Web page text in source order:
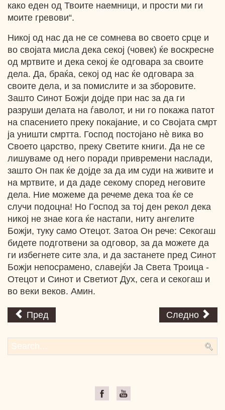
како еден од Твоите наемници, и прости ми ги
моите гревови“.
Никој од нас да не се сомнева во своето срце и
во својата мисла дека секој (човек) ќе воскресне
од мртвите и дека секој ќе одговара за своите
дела. Да, браќа, секој од нас ќе одговара за
своите дела, и за помислите и за зборовите.
Зашто Синот Божји дојде при нас за да ги
разруши делата на ѓаволот, и ни го покажа патот
на спасението преку покајание, и со Својата смрт
ја уништи смртта. Господ постојано нѐ вика во
Своето царство, преку Светите книги. Да не се
лишуваме од него поради привремени наслади,
зашто Он пак ќе дојде за да им суди на живите и
на мртвите, и да даде секому според неговите
дела. Ние можеме да речеме дека тоа ќе се
случи подоцна! Но Господ за тој ден рекол дека
никој не знае кога ќе настапи, ниту ангелите
Божји, туку само Отецот. Затоа Он рече: Секогаш
бидете подготвени за одговор, за да можете да
ги избегнете сите зла, и да застанете пред Синот
Божји непосрамено, славејќи Ја Света Троица -
Отецот и Синот и Светиот Дух, сега и секогаш и
во веки веков. Амин.
Пред Следно